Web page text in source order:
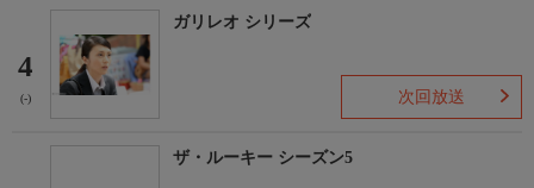
4
(-)
ガリレオ シリーズ
次回放送
ザ・ルーキー シーズン5